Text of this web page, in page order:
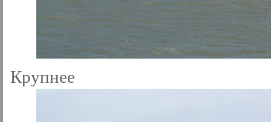
Крупнее